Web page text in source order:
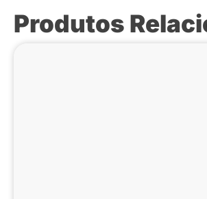
Produtos